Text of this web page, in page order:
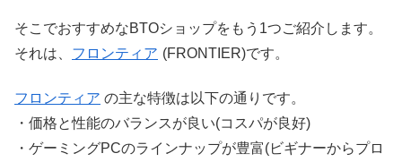
そこでおすすめなBTOショップをもう1つご紹介します。
それは、 フロンティア (FRONTIER)です。
フロンティア の主な特徴は以下の通りです。
・価格と性能のバランスが良い(コスパが良好)
・ゲーミングPCのラインナップが豊富(ビギナーからプロ